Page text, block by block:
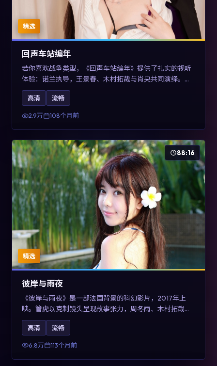
精选
回声车站编年
若你喜欢战争类型，《回声车站编年》提供了扎实的视听
体验：诺兰执导，王景春、木村拓哉与肖央共同演绎。影
片2017年于澳大利亚上映，内容用喜剧外壳包裹对现实规
则的温和反讽，关键词包含高清流畅、人物关系与情节反
转，适合检索「2017战争」「澳大利亚电影」的用户。
高清 流畅
2.9万 108个月前
精选
88:16
彼岸与雨夜
《彼岸与雨夜》是一部法国背景的科幻影片，2017年上
映。管虎以克制镜头呈现故事张力，周冬雨、木村拓哉与
张震的对手戏可圈可点。剧情层面在真实历史背景下虚构
一段跨国追寻之旅，对关注导演风格与演员阵容的观众具
有检索与收藏价值。
高清 流畅
6.8万 113个月前